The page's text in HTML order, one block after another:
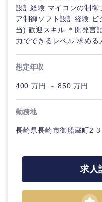
ご希望の職種を
経営企
画・事業
企画
経営ボー
ご希望の職種を
経営企画・事業企画
経営ボード
マーケティング
ご希望の業界を
商社・卸
電気・電子・半導
素材・化学・金属
食品・化粧品・ア
ご希望の勤務地
北海道・東北地方
秋田県
宮城県
福島県
ご希望条件を
希望年収
こだわり条件
設計経験 マイコンの制御
ア制御ソフト設計経験
当) 歓迎スキル ＊開発言
力でできるレベル 求める
想定年収
400 万円 ～ 850 万円
勤務地
長崎県長崎市御船蔵町2-
求人